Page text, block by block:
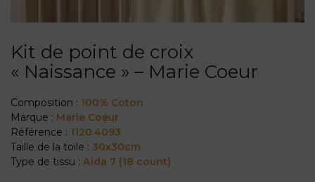
Kit de point de croix
« Naissance » – Marie Coeur
Composition : 100% Coton
Marque : Marie Coeur
Référence : 1120.4093
Taille de la toile : 30x30cm
Type de tissu : Aïda 7 (18 count)